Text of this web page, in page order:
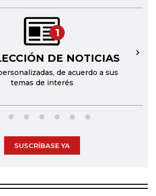
1
DE NOTICIAS
de acuerdo a sus
temas de interés
→
SUSCRÍBASE YA